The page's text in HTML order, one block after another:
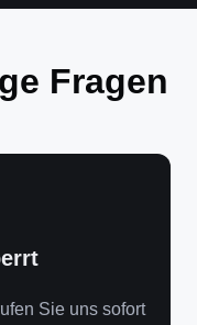
Fragen
Sie uns sofort